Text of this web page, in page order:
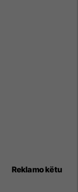
Reklamo këtu